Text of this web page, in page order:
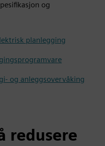
og
planlegging
og anleggsovervåking
redusere